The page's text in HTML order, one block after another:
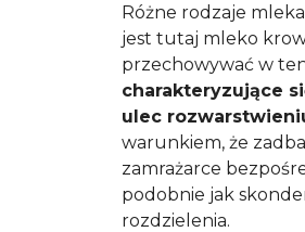
Różne rodzaje
jest tutaj mleko
przechowywać w
charakteryzujące
ulec
warunkiem, że
zamrażarce
podobnie jak
rozdzielenia.